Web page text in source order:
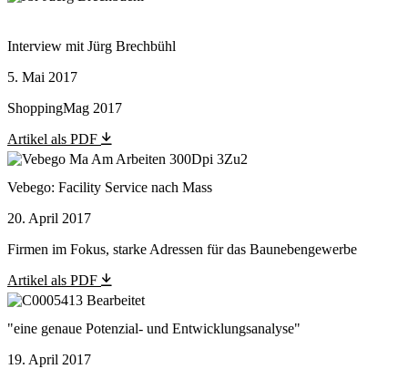
Interview mit Jürg Brechbühl
5. Mai 2017
ShoppingMag 2017
Artikel als PDF
Vebego: Facility Service nach Mass
20. April 2017
Firmen im Fokus, starke Adressen für das Baunebengewerbe
Artikel als PDF
"eine genaue Potenzial- und Entwicklungsanalyse"
19. April 2017